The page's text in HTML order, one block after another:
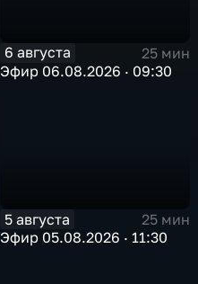
6 августа
25 мин
Эфир 06.08.2026 · 09:30
5 августа
25 мин
Эфир 05.08.2026 · 11:30